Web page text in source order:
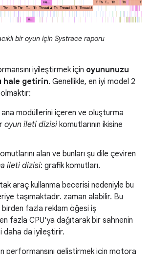
bir oyun için Systrace raporu
iyileştirmek için oyununuzu
hale getirin. Genellikle, en iyi model 2
ana modüllerini içeren ve oluşturma
oyun ileti dizisi komutlarının ikisine
alan ve bunları şu dile çeviren
ileti dizisi: grafik komutları.
araç kullanma becerisi nedeniyle bu
taşımaktadır. zaman alabilir. Bu
birden fazla reklam öğesi iş
fazla CPU'ya dağıtarak bir sahnenin
daha da iyileştirir.
performansını geliştirmek için motora